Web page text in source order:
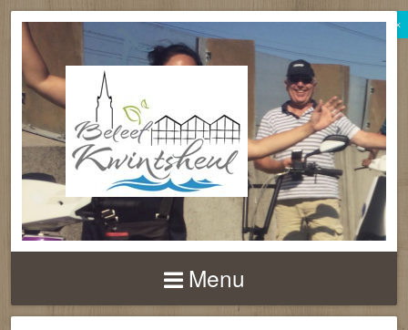
BELEEF
KWINTSHEUL
Menu
×